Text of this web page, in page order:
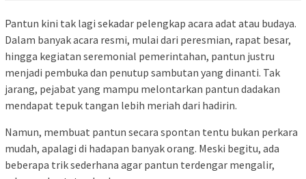
Pantun kini tak lagi sekadar pelengkap acara adat atau budaya.
Dalam banyak acara resmi, mulai dari peresmian, rapat besar,
hingga kegiatan seremonial pemerintahan, pantun justru
menjadi pembuka dan penutup sambutan yang dinanti. Tak
jarang, pejabat yang mampu melontarkan pantun dadakan
mendapat tepuk tangan lebih meriah dari hadirin.
Namun, membuat pantun secara spontan tentu bukan perkara
mudah, apalagi di hadapan banyak orang. Meski begitu, ada
beberapa trik sederhana agar pantun terdengar mengalir,